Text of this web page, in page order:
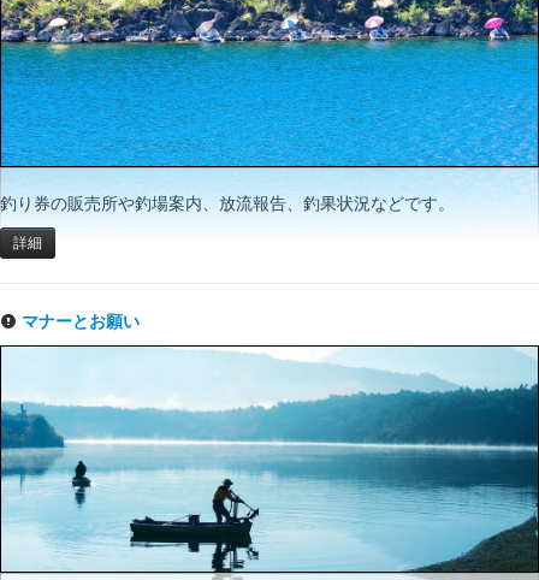
釣り券の販売所や釣場案内、放流報告、釣果状況などです。
詳細
マナーとお願い